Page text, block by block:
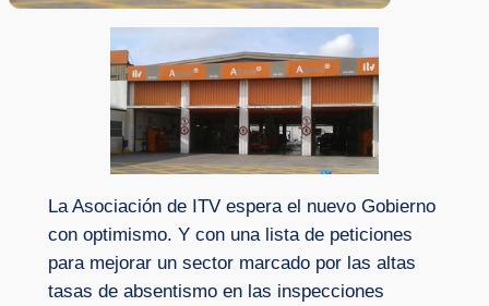
La Asociación de ITV espera el nuevo Gobierno
con optimismo. Y con una lista de peticiones
para mejorar un sector marcado por las altas
tasas de absentismo en las inspecciones